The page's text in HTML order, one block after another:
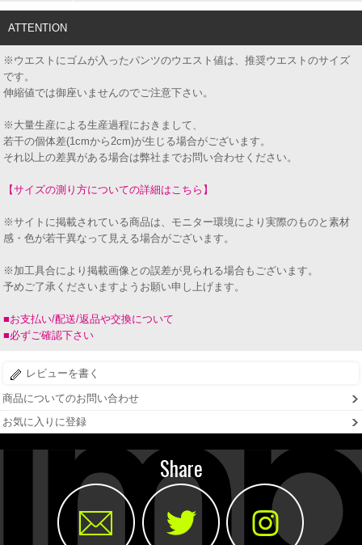
ATTENTION
※ウエストにゴムが入ったパンツのウエスト値は、推奨ウエストのサイズ
です。
伸縮値では御座いませんのでご注意下さい。
※大量生産による生産過程におきまして、
若干の個体差(1cmから2cm)が生じる場合がございます。
それ以上の差異がある場合は弊社までお問い合わせください。
【サイズの測り方についての詳細はこちら】
※サイトに掲載されている商品は、モニター環境により実際のものと素材
感・色が若干異なって見える場合がございます。
※加工具合により掲載画像との誤差が見られる場合もございます。
予めご了承くださいますようお願い申し上げます。
■お支払い/配送/返品や交換について
■必ずご確認下さい
レビューを書く
商品についてのお問い合わせ
お気に入りに登録
Share